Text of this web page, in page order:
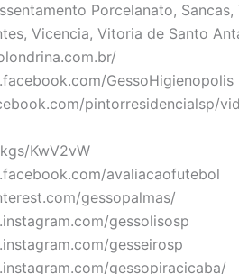
Porcelanato,
Vicencia, Vitoria de Santo
GessoHigienopolis
pintorresidencialsp/
KwV2vW
avaliacaofutebol
gessopalmas/
gessolisosp
gesseirosp
gessopiracicaba/